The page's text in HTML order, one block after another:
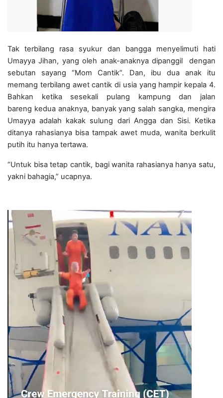
Tak terbilang rasa syukur dan bangga menyelimuti hati
Umayya Jihan, yang oleh anak-anaknya dipanggil dengan
sebutan sayang “Mom Cantik”. Dan, ibu dua anak itu
memang terbilang awet cantik di usia yang hampir kepala 4.
Bahkan ketika sesekali pulang kampung dan jalan
bareng kedua anaknya, banyak yang salah sangka, mengira
Umayya adalah kakak sulung dari Angga dan Sisi. Ketika
ditanya rahasianya bisa tampak awet muda, wanita berkulit
putih itu hanya tertawa.
“Untuk bisa tetap cantik, bagi wanita rahasianya hanya satu,
yakni bahagia,” ucapnya.